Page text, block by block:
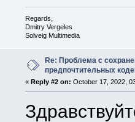
Regards,
Dmitry Vergeles
Solveig Multimedia
Re: Проблема с
предпочтительных
« Reply #2 on: October 17, 2022,